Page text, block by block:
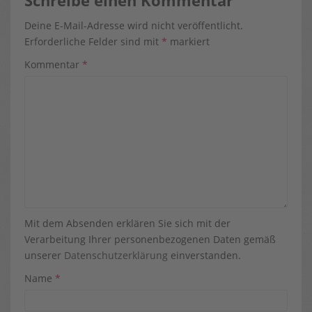
Deine E-Mail-Adresse wird nicht veröffentlicht.
Erforderliche Felder sind mit * markiert
Kommentar *
Mit dem Absenden erklären Sie sich mit der
Verarbeitung Ihrer personenbezogenen Daten gemäß
unserer Datenschutzerklärung einverstanden.
Name *